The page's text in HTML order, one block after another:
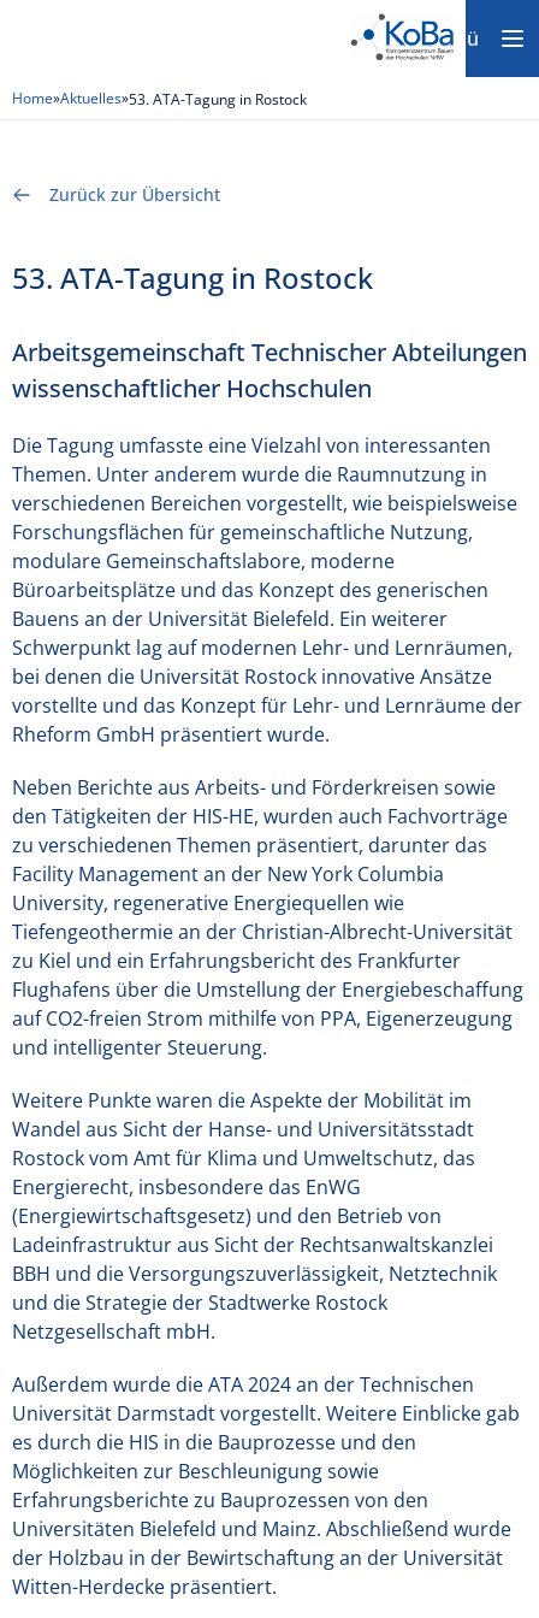
Menü
Home»Aktuelles»53. ATA-Tagung in Rostock
Zurück zur Übersicht
53. ATA-Tagung in Rostock
Arbeitsgemeinschaft Technischer Abteilungen
wissenschaftlicher Hochschulen
Die Tagung umfasste eine Vielzahl von interessanten
Themen. Unter anderem wurde die Raumnutzung in
verschiedenen Bereichen vorgestellt, wie beispielsweise
Forschungsflächen für gemeinschaftliche Nutzung,
modulare Gemeinschaftslabore, moderne
Büroarbeitsplätze und das Konzept des generischen
Bauens an der Universität Bielefeld. Ein weiterer
Schwerpunkt lag auf modernen Lehr- und Lernräumen,
bei denen die Universität Rostock innovative Ansätze
vorstellte und das Konzept für Lehr- und Lernräume der
Rheform GmbH präsentiert wurde.
Neben Berichte aus Arbeits- und Förderkreisen sowie
den Tätigkeiten der HIS-HE, wurden auch Fachvorträge
zu verschiedenen Themen präsentiert, darunter das
Facility Management an der New York Columbia
University, regenerative Energiequellen wie
Tiefengeothermie an der Christian-Albrecht-Universität
zu Kiel und ein Erfahrungsbericht des Frankfurter
Flughafens über die Umstellung der Energiebeschaffung
auf CO2-freien Strom mithilfe von PPA, Eigenerzeugung
und intelligenter Steuerung.
Weitere Punkte waren die Aspekte der Mobilität im
Wandel aus Sicht der Hanse- und Universitätsstadt
Rostock vom Amt für Klima und Umweltschutz, das
Energierecht, insbesondere das EnWG
(Energiewirtschaftsgesetz) und den Betrieb von
Ladeinfrastruktur aus Sicht der Rechtsanwaltskanzlei
BBH und die Versorgungszuverlässigkeit, Netztechnik
und die Strategie der Stadtwerke Rostock
Netzgesellschaft mbH.
Außerdem wurde die ATA 2024 an der Technischen
Universität Darmstadt vorgestellt. Weitere Einblicke gab
es durch die HIS in die Bauprozesse und den
Möglichkeiten zur Beschleunigung sowie
Erfahrungsberichte zu Bauprozessen von den
Universitäten Bielefeld und Mainz. Abschließend wurde
der Holzbau in der Bewirtschaftung an der Universität
Witten-Herdecke präsentiert.